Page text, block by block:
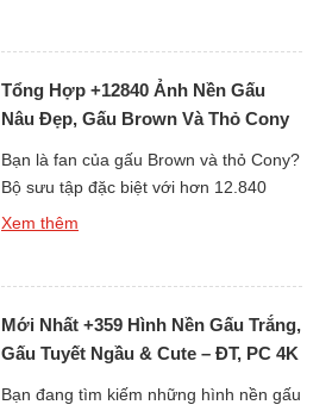
kế mềm mại, đáng yêu và […]
Tổng Hợp +12840 Ảnh Nền Gấu
Nâu Đẹp, Gấu Brown Và Thỏ Cony
Bạn là fan của gấu Brown và thỏ Cony?
Bộ sưu tập đặc biệt với hơn 12.840
hình nền gấu Brown cute, đẹp, sắc nét
hoạt hình huyền thoại Brown […]
Xem thêm
Mới Nhất +359 Hình Nền Gấu Trắng,
Gấu Tuyết Ngầu & Cute – ĐT, PC 4K
Bạn đang tìm kiếm những hình nền gấu